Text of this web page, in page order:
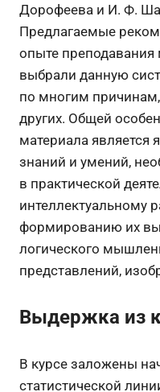
До­рофеева и И. Ф.
Предлагаемые
опыте преподавания
выбрали данную
по многим
других. Общей
материала является
знаний и умений,
в практической
интеллектуальному
формированию их
логического
представлений,
Выдержка из
В курсе заложены
статистической